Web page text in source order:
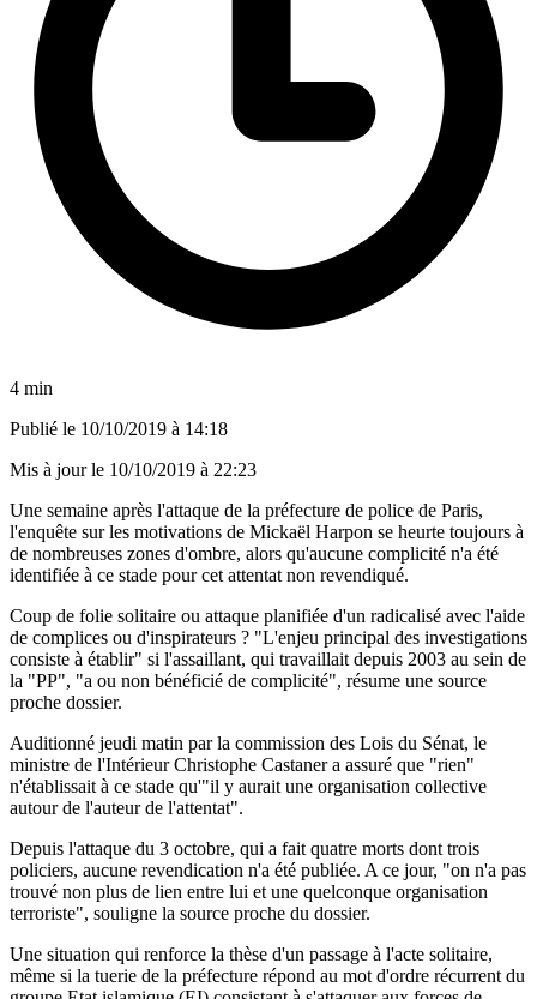
4 min
Publié le 10/10/2019 à 14:18
Mis à jour le 10/10/2019 à 22:23
Une semaine après l'attaque de la préfecture de police de Paris,
l'enquête sur les motivations de Mickaël Harpon se heurte toujours à
de nombreuses zones d'ombre, alors qu'aucune complicité n'a été
identifiée à ce stade pour cet attentat non revendiqué.
Coup de folie solitaire ou attaque planifiée d'un radicalisé avec l'aide
de complices ou d'inspirateurs ? "L'enjeu principal des investigations
consiste à établir" si l'assaillant, qui travaillait depuis 2003 au sein de
la "PP", "a ou non bénéficié de complicité", résume une source
proche dossier.
Auditionné jeudi matin par la commission des Lois du Sénat, le
ministre de l'Intérieur Christophe Castaner a assuré que "rien"
n'établissait à ce stade qu'"il y aurait une organisation collective
autour de l'auteur de l'attentat".
Depuis l'attaque du 3 octobre, qui a fait quatre morts dont trois
policiers, aucune revendication n'a été publiée. A ce jour, "on n'a pas
trouvé non plus de lien entre lui et une quelconque organisation
terroriste", souligne la source proche du dossier.
Une situation qui renforce la thèse d'un passage à l'acte solitaire,
même si la tuerie de la préfecture répond au mot d'ordre récurrent du